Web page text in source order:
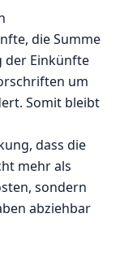
die Summe
der Einkünfte
um
Somit bleibt
dass die
mehr als
sondern
abziehbar